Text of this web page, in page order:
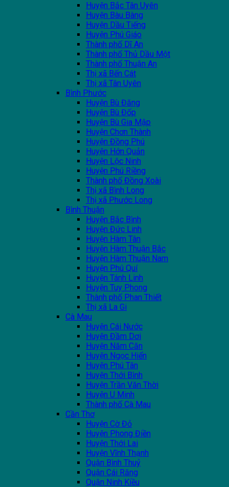
Huyện Bắc Tân Uyên
Huyện Bàu Bàng
Huyện Dầu Tiếng
Huyện Phú Giáo
Thành phố Dĩ An
Thành phố Thủ Dầu Một
Thành phố Thuận An
Thị xã Bến Cát
Thị xã Tân Uyên
Bình Phước
Huyện Bù Đăng
Huyện Bù Đốp
Huyện Bù Gia Mập
Huyện Chơn Thành
Huyện Đồng Phú
Huyện Hớn Quản
Huyện Lộc Ninh
Huyện Phú Riềng
Thành phố Đồng Xoài
Thị xã Bình Long
Thị xã Phước Long
Bình Thuận
Huyện Bắc Bình
Huyện Đức Linh
Huyện Hàm Tân
Huyện Hàm Thuận Bắc
Huyện Hàm Thuận Nam
Huyện Phú Quí
Huyện Tánh Linh
Huyện Tuy Phong
Thành phố Phan Thiết
Thị xã La Gi
Cà Mau
Huyện Cái Nước
Huyện Đầm Dơi
Huyện Năm Căn
Huyện Ngọc Hiển
Huyện Phú Tân
Huyện Thới Bình
Huyện Trần Văn Thời
Huyện U Minh
Thành phố Cà Mau
Cần Thơ
Huyện Cờ Đỏ
Huyện Phong Điền
Huyện Thới Lai
Huyện Vĩnh Thạnh
Quận Bình Thuỷ
Quận Cái Răng
Quận Ninh Kiều